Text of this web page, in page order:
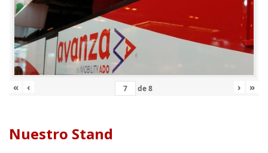
« ‹ de8 › »
Nuestro Stand